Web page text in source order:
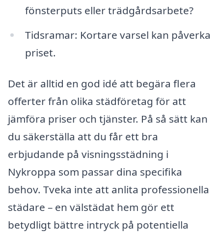
fönsterputs eller trädgårdsarbete?
Tidsramar: Kortare varsel kan påverka
priset.
Det är alltid en god idé att begära flera
offerter från olika städföretag för att
jämföra priser och tjänster. På så sätt kan
du säkerställa att du får ett bra
erbjudande på visningsstädning i
Nykroppa som passar dina specifika
behov. Tveka inte att anlita professionella
städare – en välstädat hem gör ett
betydligt bättre intryck på potentiella